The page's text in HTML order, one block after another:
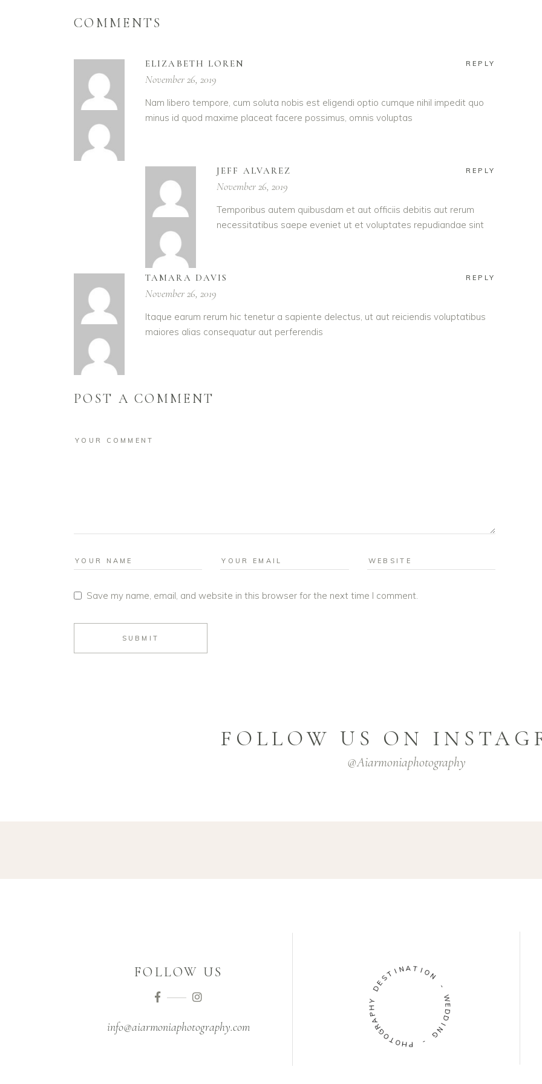
COMMENTS
ELIZABETH LOREN REPLY
November 26, 2019
Nam libero tempore, cum soluta nobis est eligendi optio cumque nihil impedit quo
minus id quod maxime placeat facere possimus, omnis voluptas
JEFF ALVAREZ REPLY
November 26, 2019
Temporibus autem quibusdam et aut officiis debitis aut rerum
necessitatibus saepe eveniet ut et voluptates repudiandae sint
TAMARA DAVIS REPLY
November 26, 2019
Itaque earum rerum hic tenetur a sapiente delectus, ut aut reiciendis voluptatibus
maiores alias consequatur aut perferendis
POST A COMMENT
Save my name, email, and website in this browser for the next time I comment.
SUBMIT
FOLLOW US ON
@aiarmoniaphotography
FOLLOW US
info@aiarmoniaphotography.com
DE S T I N ATIO
N
-
W
E
D
D
I
N
G
-
P
H
O
T
O
G
R
A
P
Y